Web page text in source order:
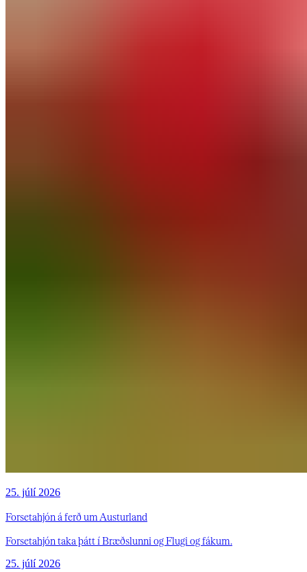
25. júlí 2026
Forsetahjón á ferð um Austurland
Forsetahjón taka þátt í Bræðslunni og Flugi og fákum.
25. júlí 2026